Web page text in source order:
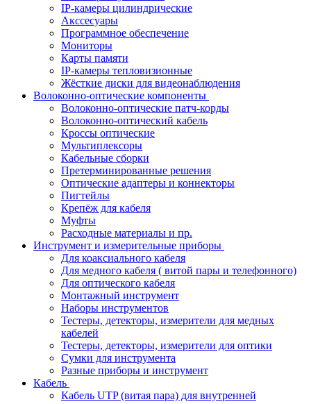
IP-камеры цилиндрические
Акссесуары
Программное обеспечение
Мониторы
Карты памяти
IP-камеры тепловизионные
Жёсткие диски для видеонаблюдения
Волоконно-оптические компоненты
Волоконно-оптические патч-корды
Волоконно-оптический кабель
Кроссы оптические
Мультиплексоры
Кабельные сборки
Претерминированные решения
Оптические адаптеры и коннекторы
Пигтейлы
Крепёж для кабеля
Муфты
Расходные материалы и пр.
Инструмент и измерительные приборы
Для коаксиального кабеля
Для медного кабеля ( витой пары и телефонного)
Для оптического кабеля
Монтажный инструмент
Наборы инструментов
Тестеры, детекторы, измерители для медных
кабелей
Тестеры, детекторы, измерители для оптики
Сумки для инструмента
Разные приборы и инструмент
Кабель
Кабель UTP (витая пара) для внутренней